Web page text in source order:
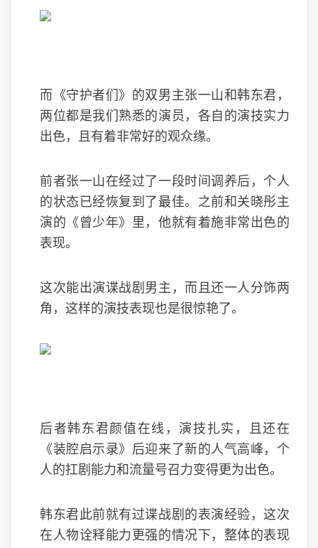
而《守护者们》的双男主张一山和韩东君，
两位都是我们熟悉的演员，各自的演技实力
出色，且有着非常好的观众缘。
前者张一山在经过了一段时间调养后，个人
的状态已经恢复到了最佳。之前和关晓彤主
演的《曾少年》里，他就有着施非常出色的
表现。
这次能出演谍战剧男主，而且还一人分饰两
角，这样的演技表现也是很惊艳了。
后者韩东君颜值在线，演技扎实，且还在
《装腔启示录》后迎来了新的人气高峰，个
人的扛剧能力和流量号召力变得更为出色。
韩东君此前就有过谍战剧的表演经验，这次
在人物诠释能力更强的情况下，整体的表现